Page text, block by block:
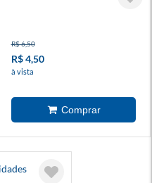
R$ 6,50
R$ 4,50
à vista